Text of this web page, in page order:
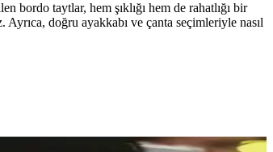
taytlar, hem şıklığı hem de rahatlığı bir
doğru ayakkabı ve çanta seçimleriyle nasıl